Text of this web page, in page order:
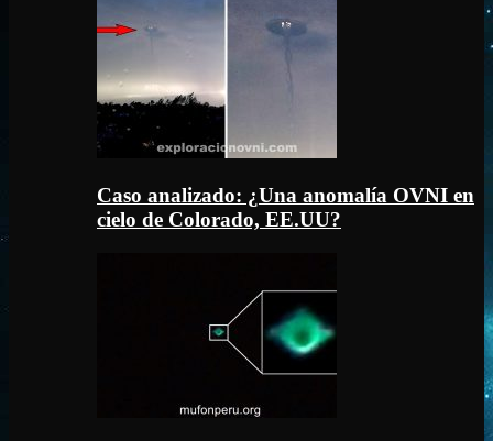
Caso analizado: ¿Una anomalía OVNI en
cielo de Colorado, EE.UU?